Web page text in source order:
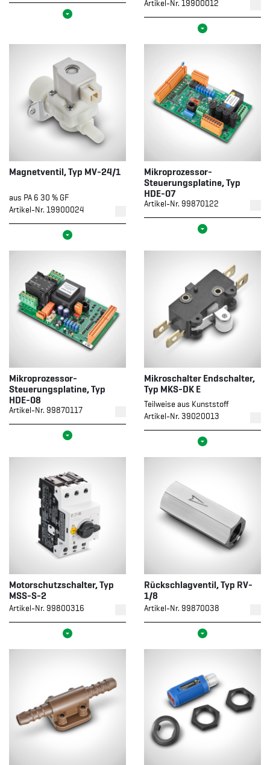
Artikel-Nr. 19900012
Magnetventil, Typ MV-24/1
aus PA 6 30 % GF
Artikel-Nr. 19900024
Mikroprozessor-
Steuerungsplatine, Typ
HDE-07
Artikel-Nr. 99870122
Mikroprozessor-
Steuerungsplatine, Typ
HDE-08
Artikel-Nr. 99870117
Mikroschalter Endschalter,
Typ MKS-DK E
Teilweise aus Kunststoff
Artikel-Nr. 39020013
Motorschutzschalter, Typ
MSS-S-2
Artikel-Nr. 99800316
Rückschlagventil, Typ RV-
1/8
Artikel-Nr. 99870038